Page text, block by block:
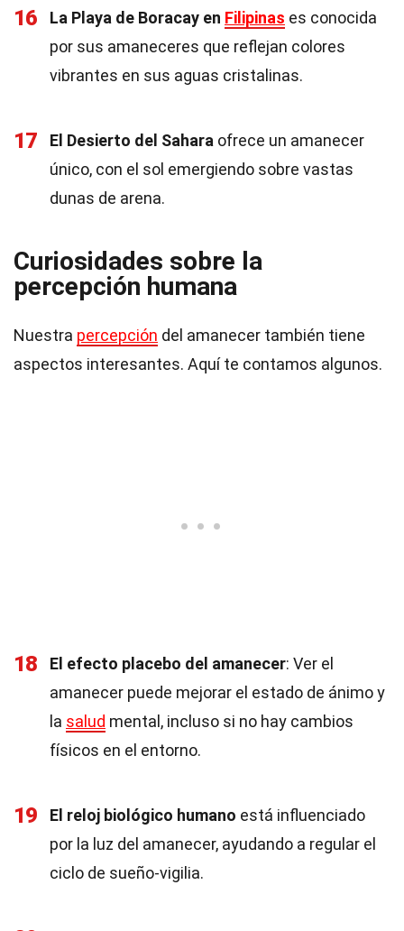
16 La Playa de Boracay en Filipinas es conocida
por sus amaneceres que reflejan colores
vibrantes en sus aguas cristalinas.
17 El Desierto del Sahara ofrece un amanecer
único, con el sol emergiendo sobre vastas
dunas de arena.
Curiosidades sobre la
percepción humana
Nuestra percepción del amanecer también tiene
aspectos interesantes. Aquí te contamos algunos.
18 El efecto placebo del amanecer: Ver el
amanecer puede mejorar el estado de ánimo y
la salud mental, incluso si no hay cambios
físicos en el entorno.
19 El reloj biológico humano está influenciado
por la luz del amanecer, ayudando a regular el
ciclo de sueño-vigilia.